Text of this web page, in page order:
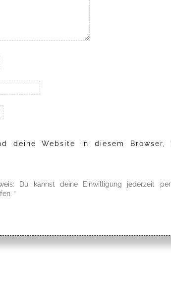
deine Website in diesem
Du kannst deine Einwilligung jederzeit
*